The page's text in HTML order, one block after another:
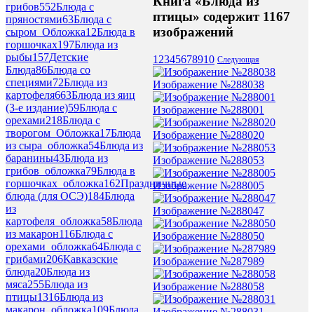
грибов552Блюда с
пряностями63Блюда с
сыром_Обложка12Блюда в
горшочках197Блюда из
рыбы157Детские
Блюда86Блюда со
специями72Блюда из
картофеля663Блюда из яиц
(3-е издание)59Блюда с
орехами218Блюда с
творогом_Обложка17Блюда
из сыра_обложка54Блюда из
баранины43Блюда из
грибов_обложка79Блюда в
горшочках_обложка162Праздничные
блюда (для ОСЭ)184Блюда
из
картофеля_обложка58Блюда
из макарон116Блюда с
орехами_обложка64Блюда с
грибами206Кавказские
блюда20Блюда из
мяса255Блюда из
птицы1316Блюда из
птицы» содержит 1167
изображений
1 2345678910 Следующая
Изображение №288038
Изображение №288001
Изображение №288020
Изображение №288053
Изображение №288005
Изображение №288047
Изображение №288050
Изображение №287989
Изображение №288058